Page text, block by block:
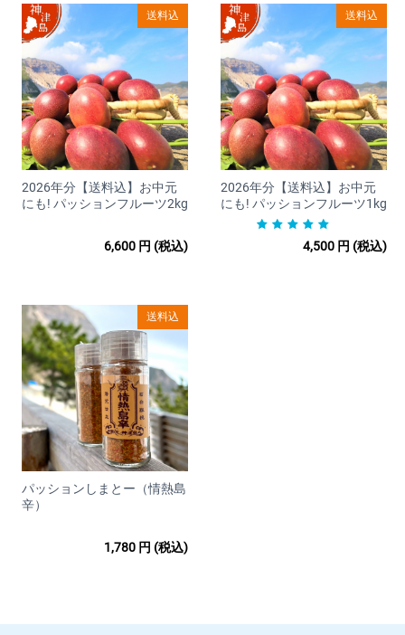
ご注文を頂きましてから1週間以内の発送を心がけております。
※離島からの発送となるため、船が欠航いたしますと発送が出
来ません。
特に冬場は船の就航率が非常に下がりますのであらかじめご
了承ください。
■配送料金
送料は商品により異なります。各商品ページをご覧ください。
※すべて 1 回払いのみ承ります。
分割払い、ボーナス払い、リボ払いでのお支払いはできかねま
すのであらかじめご了 承ください。
※料金は商品購入時に決済されます。
【備考】
• お客様のご利用状況等によってクレジットカードがご利用いた
だけない場 合、ご注文をキャンセルいたします。
• ご注文の際にお客様の本人確認(電話確認等)をお願いする場合
もござい ます。
• お客様と異なる名義のクレジットカードはご利用いただけませ
• システム上、クレジットカード利用控えは発行しておりませ
■キャンセルや返品・返金について
送料込
2026年分【送料込】お中元
にも! パッションフルーツ2kg
6,600 円 (税込)
送料込
2026年分【送料込】お中元
にも! パッションフルーツ1kg
4,500 円 (税込)
送料込
パッションしまとー（情熱島
辛）
1,780 円 (税込)